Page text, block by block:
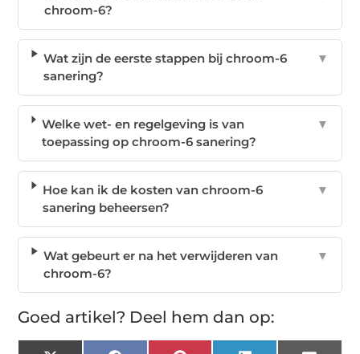
chroom-6?
Wat zijn de eerste stappen bij chroom-6
sanering?
▼
Welke wet- en regelgeving is van
toepassing op chroom-6 sanering?
▼
Hoe kan ik de kosten van chroom-6
sanering beheersen?
▼
Wat gebeurt er na het verwijderen van
chroom-6?
▼
Goed artikel? Deel hem dan op: